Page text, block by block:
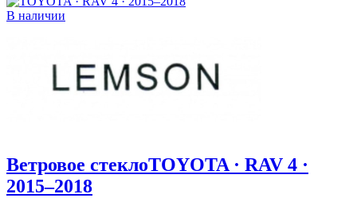
В наличии
Ветровое стеклоTOYOTA · RAV 4 ·
2015–2018